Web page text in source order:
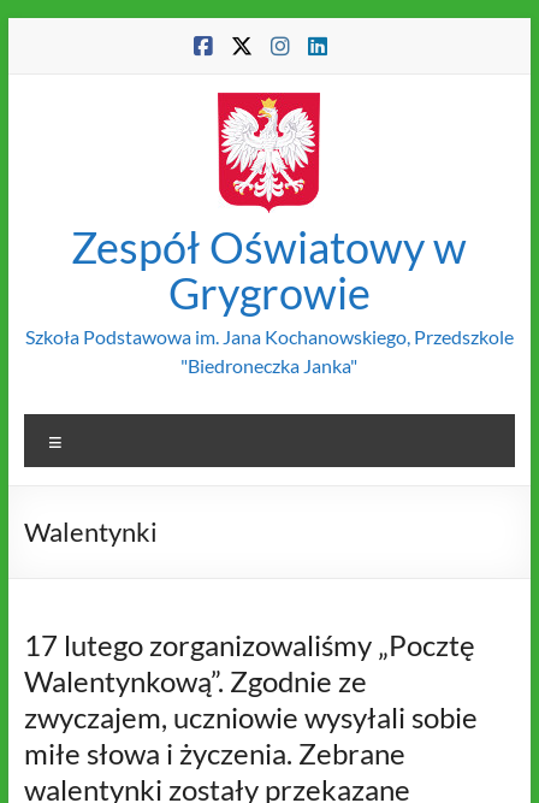
Zespół Oświatowy w
Grygrowie
Szkoła Podstawowa im. Jana Kochanowskiego, Przedszkole
"Biedroneczka Janka"
Walentynki
17 lutego zorganizowaliśmy „Pocztę
Walentynkową”. Zgodnie ze
zwyczajem, uczniowie wysyłali sobie
miłe słowa i życzenia. Zebrane
walentynki zostały przekazane